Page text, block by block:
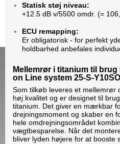
Statisk støj niveau:
+12.5 dB v/5500 omdr. (=
ECU remapping:
Er obligatorisk - for perfekt
holdbarhed anbefales
Mellemrør i titanium til
on Line system 25-S-
Som tilkøb leveres et mellemrør
høj kvalitet og er designet til
titanium. Det giver en mærkbar
drejningsmoment og skaber en
hele omdrejningsområdet
vægtbesparelse. Når det
bliver lyden højere for at booste